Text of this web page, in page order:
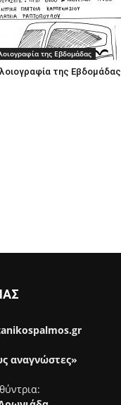
της Εβδομάδας
της Εβδομάδας
αναγνώστες»